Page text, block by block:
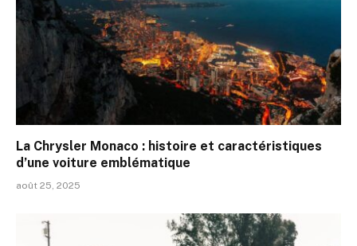
La Chrysler Monaco : histoire et caractéristiques
d’une voiture emblématique
août 25, 2025